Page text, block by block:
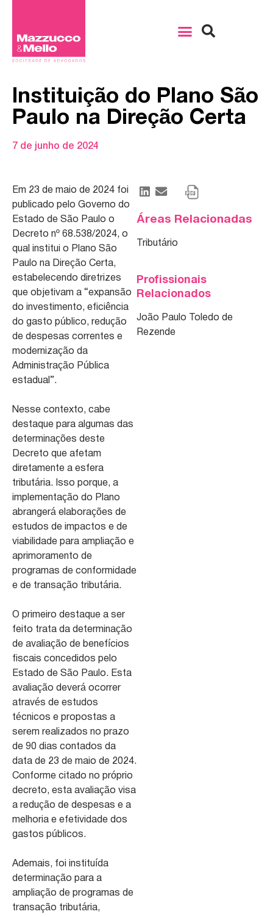
Instituição do Plano São
Paulo na Direção Certa
7 de junho de 2024
Em 23 de maio de 2024 foi
publicado pelo Governo do
Estado de São Paulo o
Decreto nº 68.538/2024, o
qual institui o Plano São
Paulo na Direção Certa,
estabelecendo diretrizes
que objetivam a “expansão
do investimento, eficiência
do gasto público, redução
de despesas correntes e
modernização da
Administração Pública
estadual”.
Nesse contexto, cabe
destaque para algumas das
determinações deste
Decreto que afetam
diretamente a esfera
tributária. Isso porque, a
implementação do Plano
abrangerá elaborações de
estudos de impactos e de
viabilidade para ampliação e
aprimoramento de
programas de conformidade
e de transação tributária.
O primeiro destaque a ser
feito trata da determinação
de avaliação de benefícios
fiscais concedidos pelo
Estado de São Paulo. Esta
avaliação deverá ocorrer
através de estudos
técnicos e propostas a
serem realizados no prazo
de 90 dias contados da
data de 23 de maio de 2024.
Conforme citado no próprio
decreto, esta avaliação visa
a redução de despesas e a
melhoria e efetividade dos
gastos públicos.
Ademais, foi instituída
determinação para a
ampliação de programas de
transação tributária,
Áreas Relacionadas
Tributário
Profissionais
Relacionados
João Paulo Toledo de
Rezende